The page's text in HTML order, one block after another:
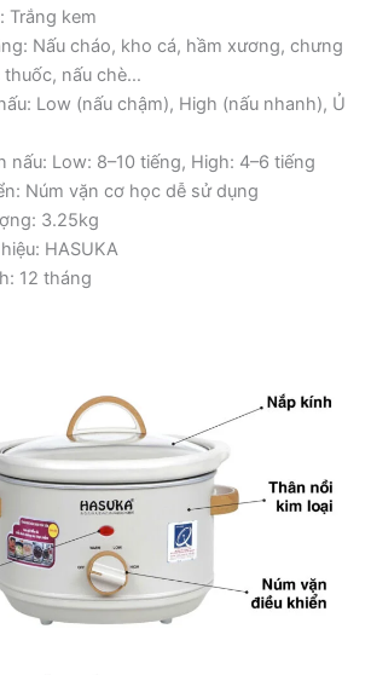
Trắng kem
Nấu cháo, kho cá, hầm xương, chưng
thuốc, nấu chè…
Low (nấu chậm), High (nấu nhanh), Ủ
nấu: Low: 8–10 tiếng, High: 4–6 tiếng
Núm vặn cơ học dễ sử dụng
3.25kg
HASUKA
12 tháng